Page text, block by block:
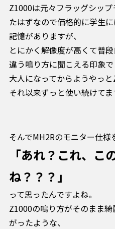
Z1000は元々フラッグシッ
たはずなので価格的に学生
記憶がありますが、
とにかく解像度が高くて普
違う鳴り方に聞こえる印象で
大人になってからようやっ
それ以来ずっと使い続けてま
そんでMH2Rのモニター仕様
「あれ？これ、こ
ね？？？」
って思ったんですよね。
Z1000の鳴り方がそのまま
がったような、